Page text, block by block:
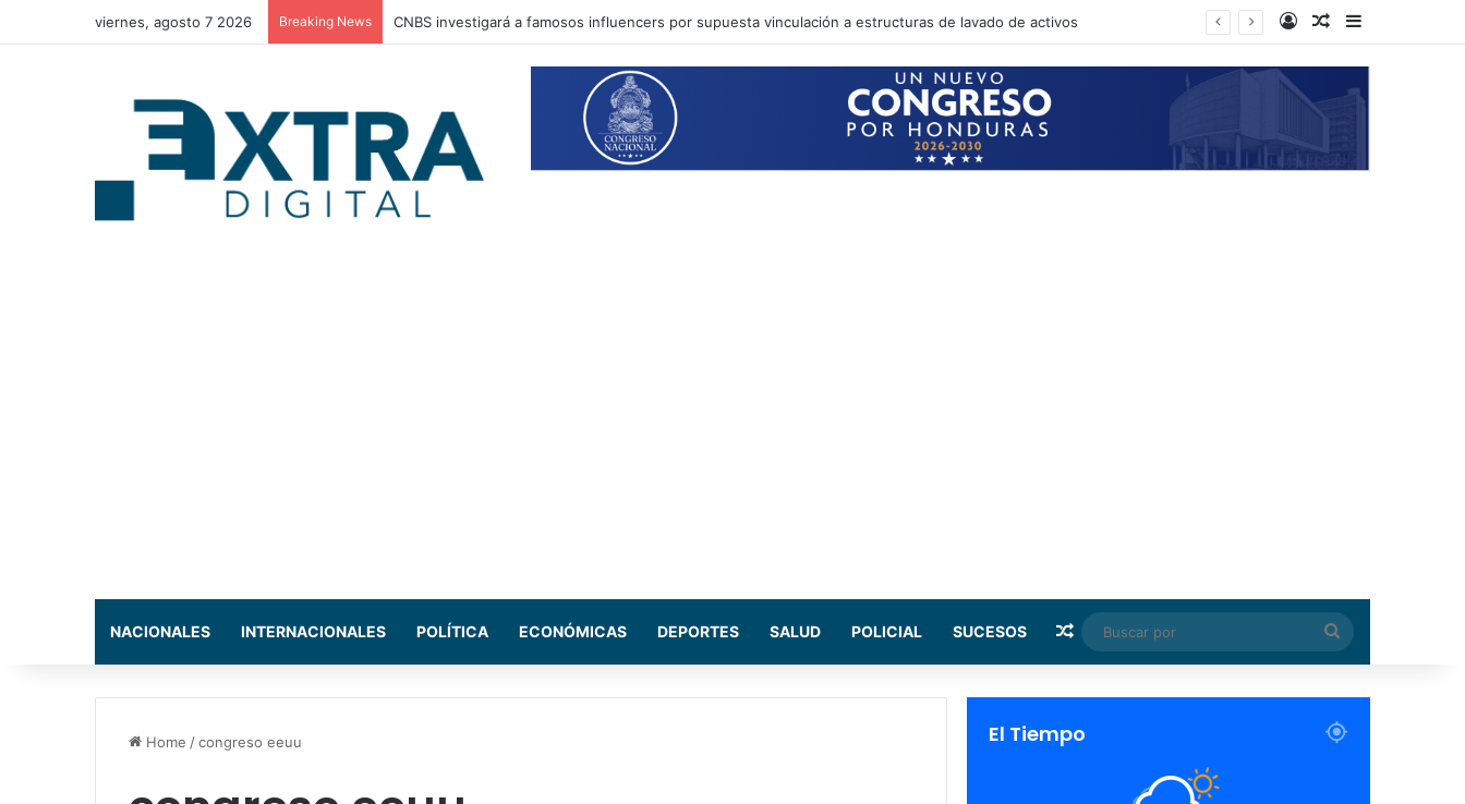
viernes, agosto 7 2026 Breaking News CNBS investigará a famosos influencers por supuesta vinculación a estructuras de lavado de activos Log InRandom Article
NACIONALES INTERNACIONALES POLÍTICA ECONÓMICAS DEPORTES SALUD POLICIAL SUCESOS Random Article
Buscar
por
Home /congreso eeuu El Tiempo